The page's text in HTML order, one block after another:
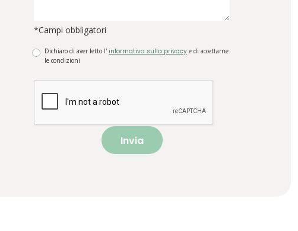
*Campi obbligatori
Dichiaro di aver letto l' informativa sulla privacy e di accettarne
le condizioni
Invia